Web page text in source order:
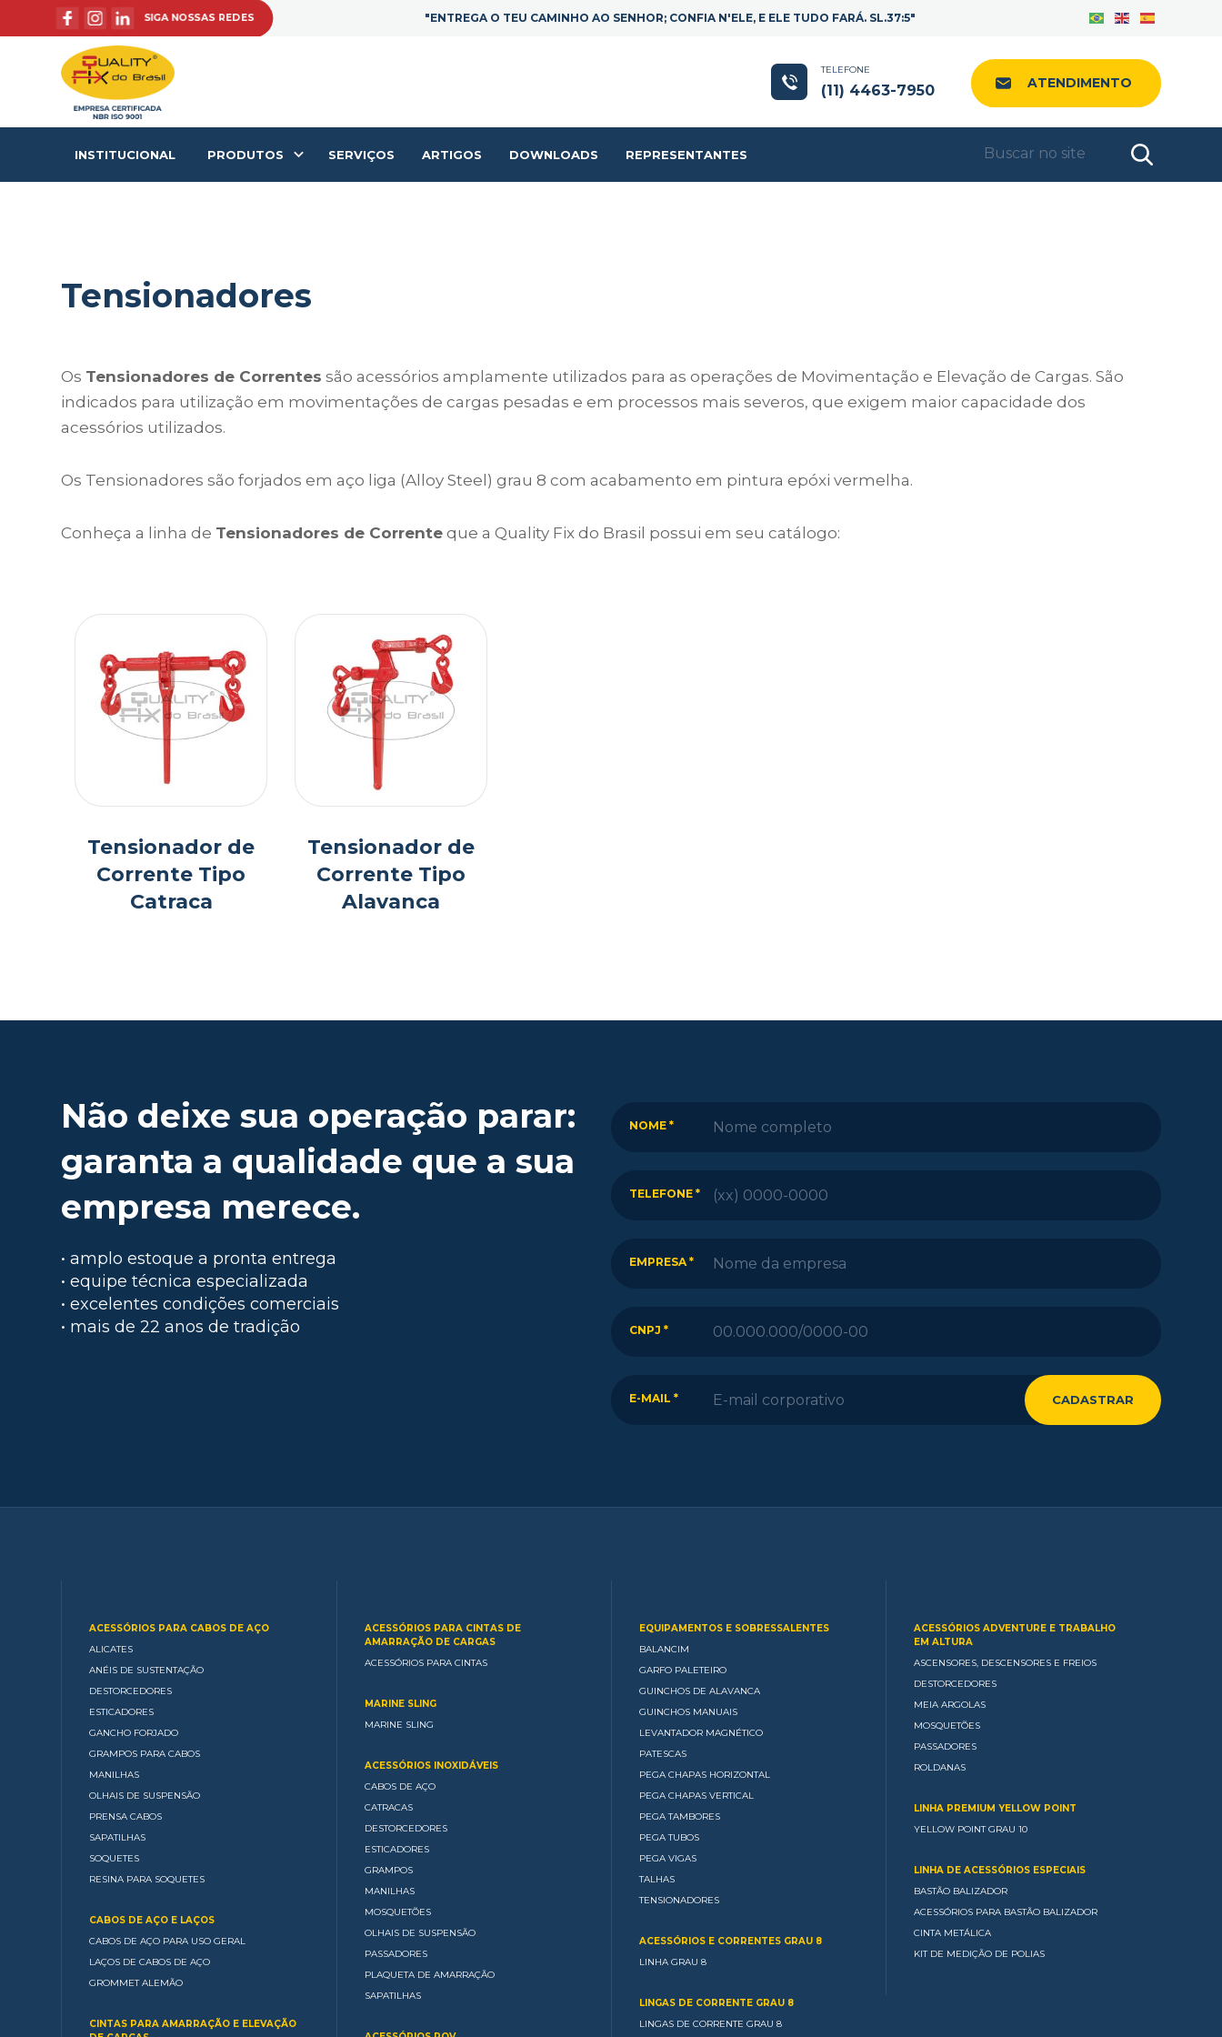
SIGA NOSSAS REDES "ENTREGA O TEU CAMINHO AO SENHOR; CONFIA N'ELE, E ELE TUDO FARÁ. SL.37:5"
ATENDIMENTO
TELEFONE
(11) 4463-7950
INSTITUCIONAL PRODUTOS SERVIÇOS ARTIGOS DOWNLOADS REPRESENTANTES
Tensionadores
Os Tensionadores de Correntes são acessórios amplamente utilizados para as operações de Movimentação e Elevação de Cargas. São
indicados para utilização em movimentações de cargas pesadas e em processos mais severos, que exigem maior capacidade dos
acessórios utilizados.
Os Tensionadores são forjados em aço liga (Alloy Steel) grau 8 com acabamento em pintura epóxi vermelha.
Conheça a linha de Tensionadores de Corrente que a Quality Fix do Brasil possui em seu catálogo:
Tensionador de
Corrente Tipo
Catraca
Tensionador de
Corrente Tipo
Alavanca
Não deixe sua operação parar:
garanta a qualidade que a sua
empresa merece.
• amplo estoque a pronta entrega
• equipe técnica especializada
• excelentes condições comerciais
• mais de 22 anos de tradição
NOME *
TELEFONE *
EMPRESA *
CNPJ *
E-MAIL *
ACESSÓRIOS PARA CABOS DE AÇO
ALICATES
ANÉIS DE SUSTENTAÇÃO
DESTORCEDORES
ESTICADORES
GANCHO FORJADO
GRAMPOS PARA CABOS
MANILHAS
OLHAIS DE SUSPENSÃO
PRENSA CABOS
SAPATILHAS
SOQUETES
RESINA PARA SOQUETES
CABOS DE AÇO E LAÇOS
CABOS DE AÇO PARA USO GERAL
LAÇOS DE CABOS DE AÇO
GROMMET ALEMÃO
CINTAS PARA AMARRAÇÃO E ELEVAÇÃO
ACESSÓRIOS PARA CINTAS DE
AMARRAÇÃO DE CARGAS
ACESSÓRIOS PARA CINTAS
MARINE SLING
MARINE SLING
ACESSÓRIOS INOXIDÁVEIS
CABOS DE AÇO
CATRACAS
DESTORCEDORES
ESTICADORES
GRAMPOS
MANILHAS
MOSQUETÕES
OLHAIS DE SUSPENSÃO
PASSADORES
PLAQUETA DE AMARRAÇÃO
SAPATILHAS
EQUIPAMENTOS E SOBRESSALENTES
BALANCIM
GARFO PALETEIRO
GUINCHOS DE ALAVANCA
GUINCHOS MANUAIS
LEVANTADOR MAGNÉTICO
PATESCAS
PEGA CHAPAS HORIZONTAL
PEGA CHAPAS VERTICAL
PEGA TAMBORES
PEGA TUBOS
PEGA VIGAS
TALHAS
TENSIONADORES
ACESSÓRIOS E CORRENTES GRAU 8
LINHA GRAU 8
LINGAS DE CORRENTE GRAU 8
LINGAS DE CORRENTE GRAU 8
ACESSÓRIOS ADVENTURE E TRABALHO
EM ALTURA
ASCENSORES, DESCENSORES E FREIOS
DESTORCEDORES
MEIA ARGOLAS
MOSQUETÕES
PASSADORES
ROLDANAS
LINHA PREMIUM YELLOW POINT
YELLOW POINT GRAU 10
LINHA DE ACESSÓRIOS ESPECIAIS
BASTÃO BALIZADOR
ACESSÓRIOS PARA BASTÃO BALIZADOR
CINTA METÁLICA
KIT DE MEDIÇÃO DE POLIAS